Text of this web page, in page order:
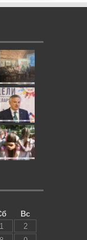
Вс
1
2